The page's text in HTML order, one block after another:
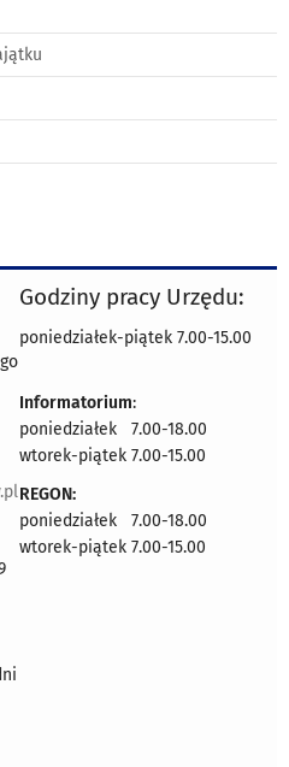
Godziny pracy Urzędu:
poniedziałek-piątek 7.00-15.00
Informatorium:
poniedziałek 7.00-18.00
wtorek-piątek 7.00-15.00
REGON:
poniedziałek 7.00-18.00
wtorek-piątek 7.00-15.00